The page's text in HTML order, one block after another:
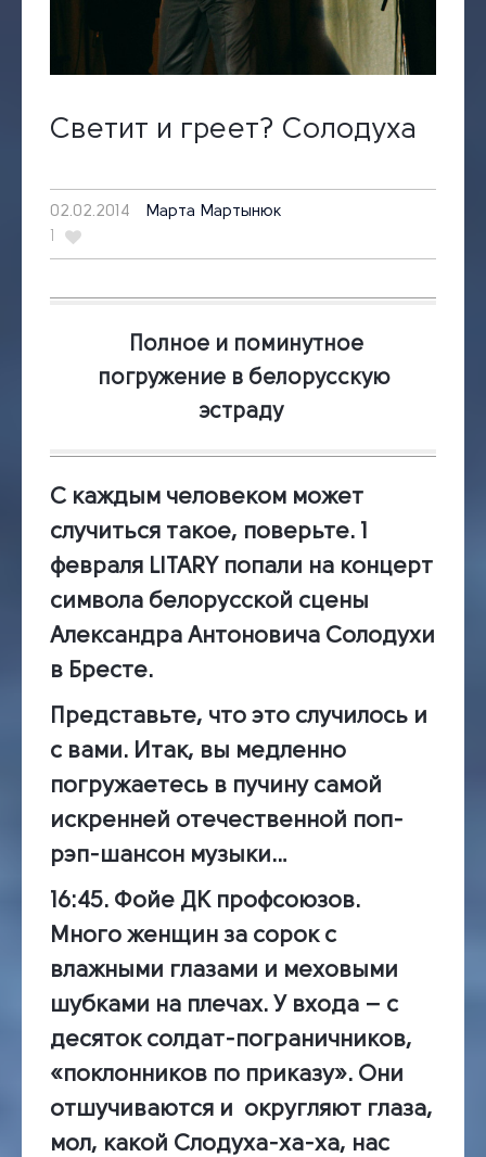
Светит и греет? Солодуха
02.02.2014 Марта Мартынюк
1
Полное и поминутное
погружение в белорусскую
эстраду
С каждым человеком может
случиться такое, поверьте. 1
февраля LITARY попали на концерт
символа белорусской сцены
Александра Антоновича Солодухи
в Бресте.
Представьте, что это случилось и
с вами. Итак, вы медленно
погружаетесь в пучину самой
искренней отечественной поп-
рэп-шансон музыки…
16:45. Фойе ДК профсоюзов.
Много женщин за сорок с
влажными глазами и меховыми
шубками на плечах. У входа – с
десяток солдат-пограничников,
«поклонников по приказу». Они
отшучиваются и округляют глаза,
мол, какой Слодуха-ха-ха, нас